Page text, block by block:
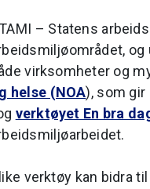
– Statens
virksomheter og
helse (NOA), som
verktøyet En bra
verktøy kan bidra